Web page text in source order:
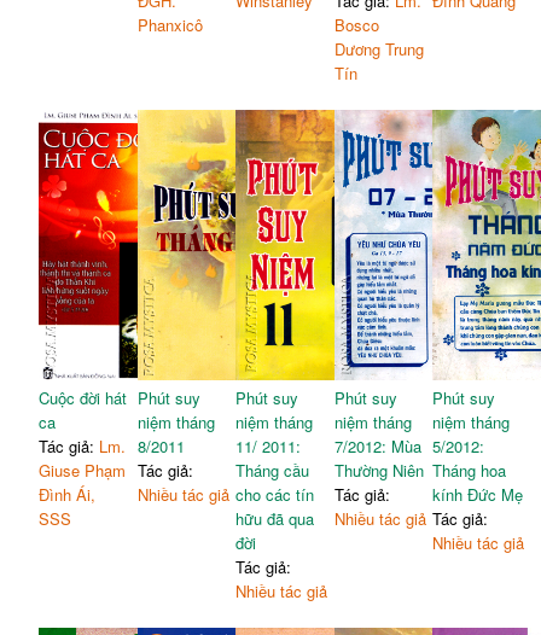
Phanxicô
Bosco
Dương Trung
Tín
Cuộc đời hát
ca
Tác giả: Lm.
Giuse Phạm
Đình Ái,
SSS
Phút suy
niệm tháng
8/2011
Tác giả:
Nhiều tác giả
Phút suy
niệm tháng
11/ 2011:
Tháng cầu
cho các tín
hữu đã qua
đời
Tác giả:
Nhiều tác giả
Phút suy
niệm tháng
7/2012: Mùa
Thường Niên
Tác giả:
Nhiều tác giả
Phút suy
niệm tháng
5/2012:
Tháng hoa
kính Đức Mẹ
Tác giả:
Nhiều tác giả